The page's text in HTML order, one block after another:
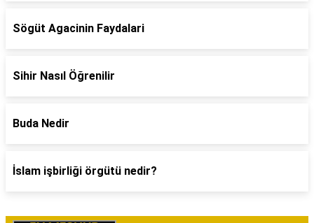
Sögüt Agacinin Faydalari
Sihir Nasıl Öğrenilir
Buda Nedir
İslam işbirliği örgütü nedir?